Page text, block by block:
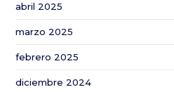
abril 2025
marzo 2025
febrero 2025
diciembre 2024